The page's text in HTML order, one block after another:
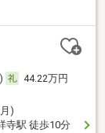
44.22万円
)
寺駅 徒歩10分